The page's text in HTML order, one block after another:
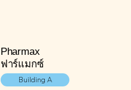
Pharmax
ฟาร์แมกซ์
Building A